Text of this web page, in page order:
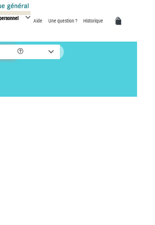
Aide Une question ? Historique